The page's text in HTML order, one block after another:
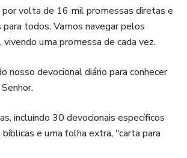
volta de 16 mil promessas diretas e
todos. Vamos navegar pelos
uma promessa de cada vez.
nosso devocional diário para conhecer
incluindo 30 devocionais específicos
e uma folha extra, "carta para